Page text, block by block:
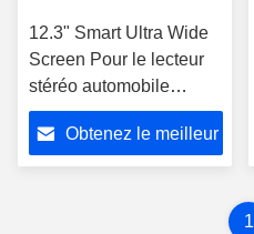
12.3" Smart Ultra Wide
Screen Pour le lecteur
stéréo automobile
Peugeot 508 2011-2018
Obtenez le meilleur
1